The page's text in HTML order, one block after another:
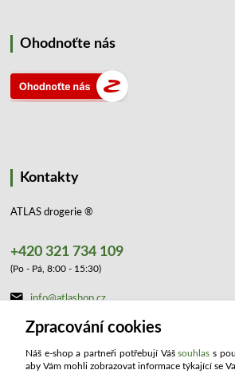
Ohodnoťte nás
Kontakty
ATLAS drogerie ®
+420 321 734 109
(Po - Pá, 8:00 - 15:30)
info@atlashop.cz
Zpracování cookies
Náš e-shop a partneři potřebují Vášsouhlas s
aby Vám mohli zobrazovat informace týkající se